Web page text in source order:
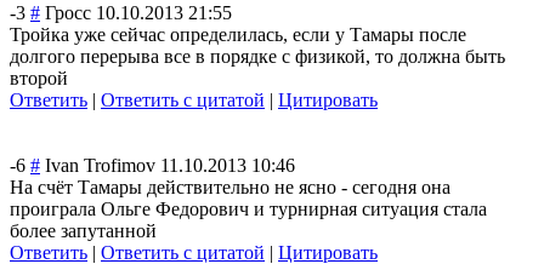
-3 # Гросс 10.10.2013 21:55
Тройка уже сейчас определилась, если у Тамары после
долгого перерыва все в порядке с физикой, то должна быть
второй
Ответить | Ответить с цитатой | Цитировать
-6 # Ivan Trofimov 11.10.2013 10:46
На счёт Тамары действительно не ясно - сегодня она
проиграла Ольге Федорович и турнирная ситуация стала
более запутанной
Ответить | Ответить с цитатой | Цитировать